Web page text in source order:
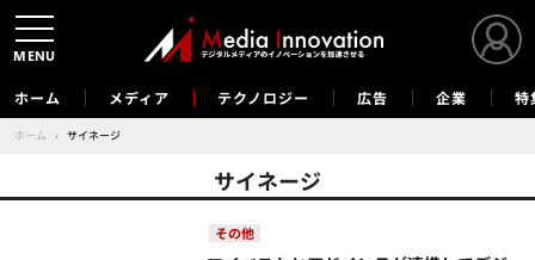
ホーム メディア テクノロジー 広告 企業 特
ホーム › サイネージ
サイネージ
その他
MENU